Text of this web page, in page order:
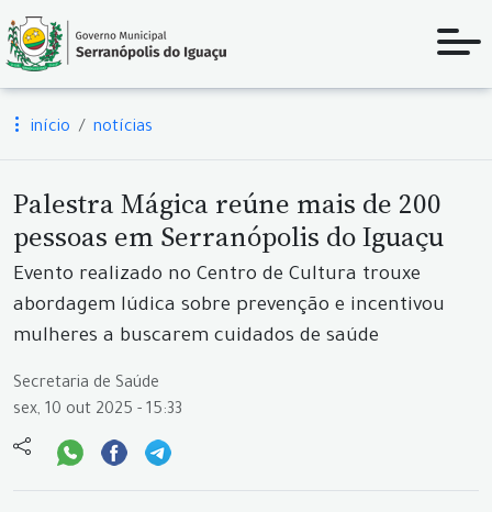
início notícias
Palestra Mágica reúne mais de 200
pessoas em Serranópolis do Iguaçu
Evento realizado no Centro de Cultura trouxe
abordagem lúdica sobre prevenção e incentivou
mulheres a buscarem cuidados de saúde
Secretaria de Saúde
sex, 10 out 2025 - 15:33